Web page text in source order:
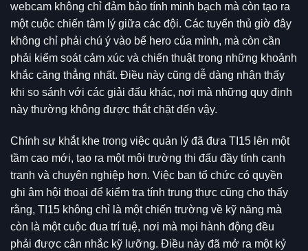
webcam không chỉ đảm bảo tính minh bạch mà còn tạo ra
một cuộc chiến tâm lý giữa các đội. Các tuyển thủ giờ đây
không chỉ phải chú ý vào bể hero của mình, mà còn cần
phải kiểm soát cảm xúc và chiến thuật trong những khoảnh
khắc căng thẳng nhất. Điều này cũng dễ dàng nhận thấy
khi so sánh với các giải đấu khác, nơi mà những quy định
này thường không được thắt chặt đến vậy.
Chính sự khắt khe trong việc quản lý đã đưa TI15 lên một
tầm cao mới, tạo ra một môi trường thi đấu đầy tính cạnh
tranh và chuyên nghiệp hơn. Việc ban tổ chức có quyền
ghi âm hội thoại để kiểm tra tính trung thực cũng cho thấy
rằng, TI15 không chỉ là một chiến trường về kỹ năng mà
còn là một cuộc đua trí tuệ, nơi mà mọi hành động đều
phải được cân nhắc kỹ lưỡng. Điều này đã mở ra một kỷ